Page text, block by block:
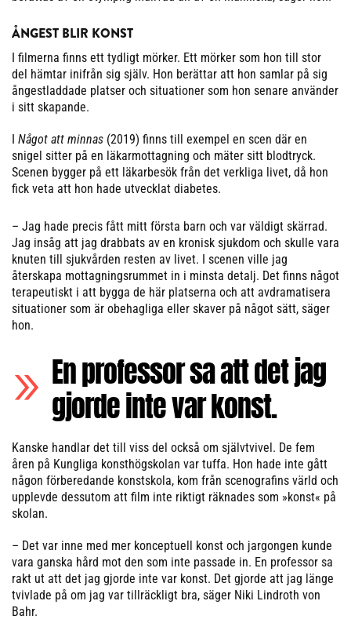
ÅNGEST BLIR KONST
I filmerna finns ett tydligt mörker. Ett mörker som hon till stor
del hämtar inifrån sig själv. Hon berättar att hon samlar på sig
ångestladdade platser och situationer som hon senare använder
i sitt skapande.
I Något att minnas (2019) finns till exempel en scen där en
snigel sitter på en läkarmottagning och mäter sitt blodtryck.
Scenen bygger på ett läkarbesök från det verkliga livet, då hon
fick veta att hon hade utvecklat diabetes.
– Jag hade precis fått mitt första barn och var väldigt skärrad.
Jag insåg att jag drabbats av en kronisk sjukdom och skulle vara
knuten till sjukvården resten av livet. I scenen ville jag
återskapa mottagningsrummet in i minsta detalj. Det finns något
terapeutiskt i att bygga de här platserna och att avdramatisera
situationer som är obehagliga eller skaver på något sätt, säger
hon.
En professor sa att det jag
gjorde inte var konst.
Kanske handlar det till viss del också om självtvivel. De fem
åren på Kungliga konsthögskolan var tuffa. Hon hade inte gått
någon förberedande konstskola, kom från scenografins värld och
upplevde dessutom att film inte riktigt räknades som »konst« på
skolan.
– Det var inne med mer konceptuell konst och jargongen kunde
vara ganska hård mot den som inte passade in. En professor sa
rakt ut att det jag gjorde inte var konst. Det gjorde att jag länge
tvivlade på om jag var tillräckligt bra, säger Niki Lindroth von
Bahr.